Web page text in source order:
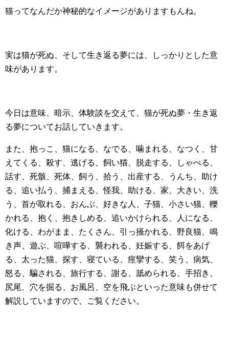
猫ってなんだか神秘的なイメージがありますもんね。
実は猫が死ぬ、そして生き返る夢には、しっかりとした意
味があります。
今日は意味、暗示、体験談を交えて、猫が死ぬ夢・生き返
る夢についてお話していきます。
また、抱っこ、猫になる、なでる、噛まれる、なつく、甘
えてくる、殺す、逃げる、飼い猫、脱走する、しゃべる、
話す、死骸、死体、飼う、拾う、出産する、うんち、助け
る、追い払う、捕まえる、怪我、助ける、家、大きい、洗
う、首が取れる、おんぶ、好きな人、子猫、小さい猫、轢
かれる、抱く、抱きしめる、追いかけられる、人になる、
化ける、わがまま、たくさん、引っ掻かれる、野良猫、鳴
き声、遊ぶ、喧嘩する、襲われる、妊娠する、餌をあげ
る、太った猫、探す、寝ている、痙攣する、笑う、病気、
怒る、騙される、旅行する、謝る、舐められる、手招き、
尻尾、穴を掘る、お風呂、空を飛ぶといった意味も併せて
解説していますので、ご覧ください。